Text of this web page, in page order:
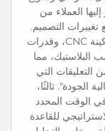
العملاء من
تغييرات التصميم.
ثانيًا، التكنولوجيا المتطورة: تضم الشركة 82 ماكينة CNC، وقدرات
البلاستيك، مما
التعليقات التي
الجودة". ثالثًا،
الوقت المحدد
للقاعدة